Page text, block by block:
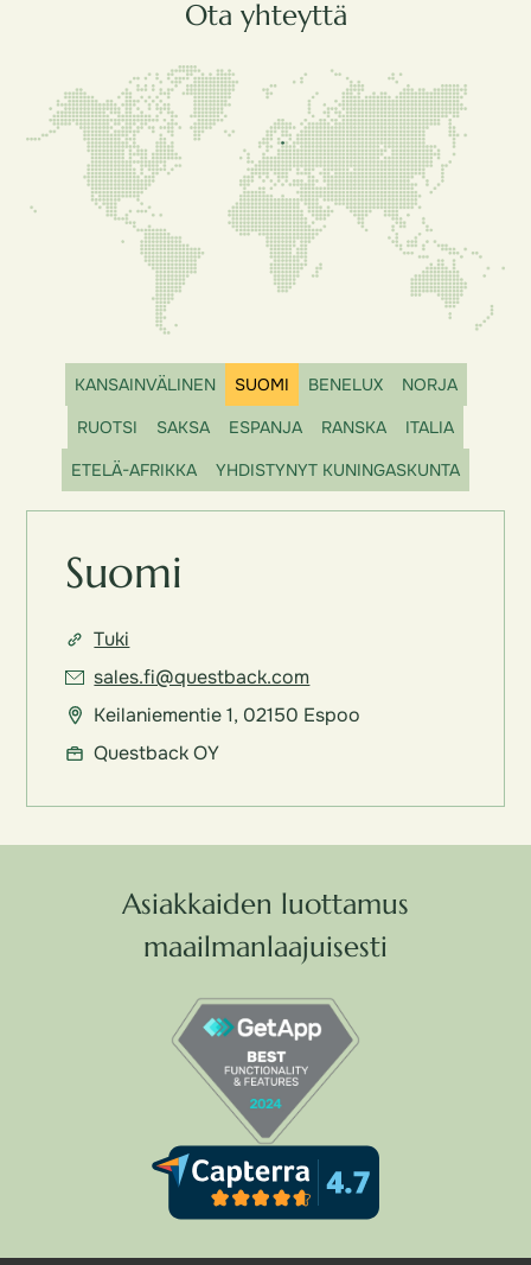
Ota yhteyttä
KANSAINVÄLINEN SUOMI BENELUX
NORJA
RUOTSI
SAKSA ESPANJA RANSKA
ITALIA
ETELÄ-AFRIKKA
YHDISTYNYT KUNINGASKUNTA
Suomi
Tuki
sales.fi@questback.com
Keilaniementie 1, 02150 Espoo
Questback OY
Asiakkaiden luottamus
maailmanlaajuisesti